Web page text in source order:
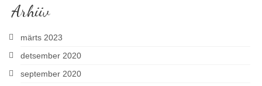
Arhiiv
märts 2023
detsember 2020
september 2020